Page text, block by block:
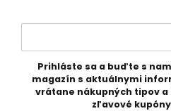
Prihláste sa a buďte s
magazín s aktuálnymi
vrátane nákupných tipov
zľavové